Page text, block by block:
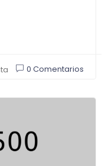
0 Comentarios